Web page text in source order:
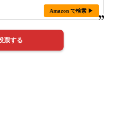
Amazon で検索 ▶